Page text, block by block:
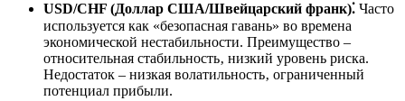
USD/CHF (Доллар США/Швейцарский франк)⁚ Часто
используется как «безопасная гавань» во времена
экономической нестабильности. Преимущество –
относительная стабильность‚ низкий уровень риска.
Недостаток – низкая волатильность‚ ограниченный
потенциал прибыли.